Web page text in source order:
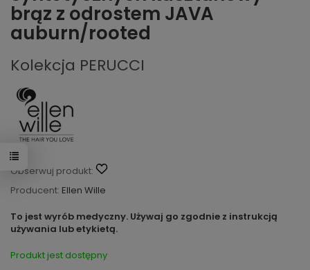
brąz z odrostem JAVA
auburn/rooted
Kolekcja PERUCCI
Obserwuj produkt:
Producent: Ellen Wille
To jest wyrób medyczny. Używaj go zgodnie z instrukcją
używania lub etykietą.
Produkt jest dostępny